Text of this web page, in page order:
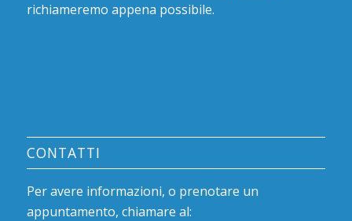
richiameremo appena possibile.
CONTATTI
Per avere informazioni, o prenotare un
appuntamento, chiamare al: